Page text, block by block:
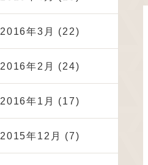
2016年3月 (22)
2016年2月 (24)
2016年1月 (17)
2015年12月 (7)